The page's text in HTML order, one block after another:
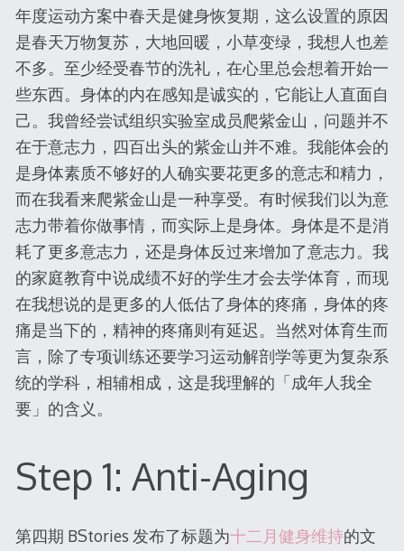
年度运动方案中春天是健身恢复期，这么设置的原因
是春天万物复苏，大地回暖，小草变绿，我想人也差
不多。至少经受春节的洗礼，在心里总会想着开始一
些东西。身体的内在感知是诚实的，它能让人直面自
己。我曾经尝试组织实验室成员爬紫金山，问题并不
在于意志力，四百出头的紫金山并不难。我能体会的
是身体素质不够好的人确实要花更多的意志和精力，
而在我看来爬紫金山是一种享受。有时候我们以为意
志力带着你做事情，而实际上是身体。身体是不是消
耗了更多意志力，还是身体反过来增加了意志力。我
的家庭教育中说成绩不好的学生才会去学体育，而现
在我想说的是更多的人低估了身体的疼痛，身体的疼
痛是当下的，精神的疼痛则有延迟。当然对体育生而
言，除了专项训练还要学习运动解剖学等更为复杂系
统的学科，相辅相成，这是我理解的「成年人我全
要」的含义。
Step 1: Anti-Aging
第四期 BStories 发布了标题为十二月健身维持的文